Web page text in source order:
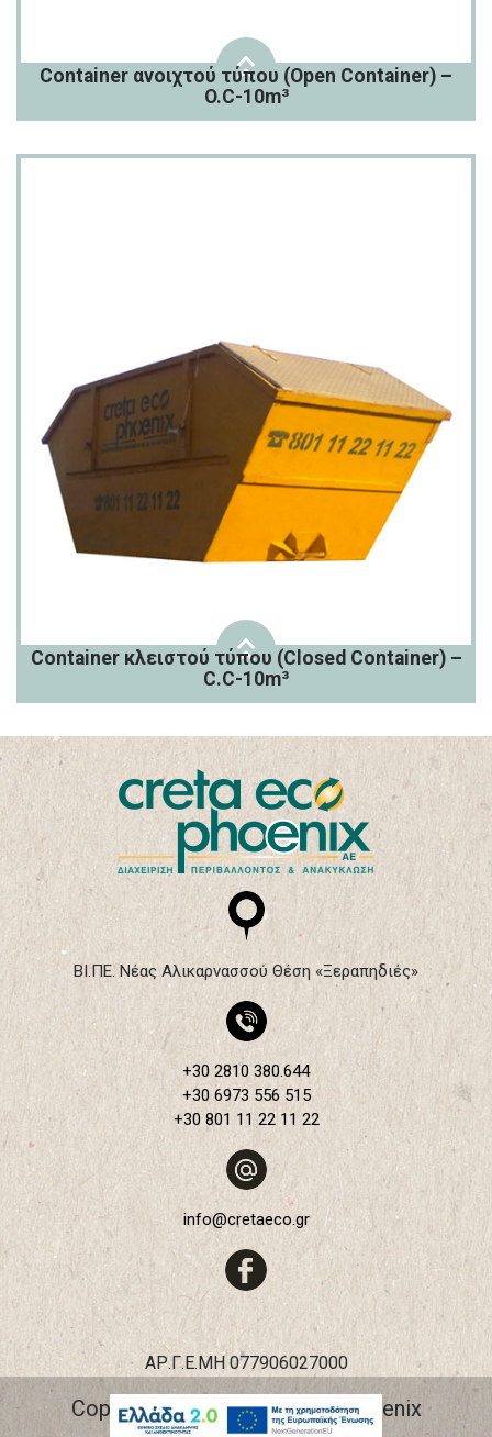
Container ανοιχτού τύπου (Open Container) –
O.C-10m³
Container κλειστού τύπου (Closed Container) –
C.C-10m³
ΒΙ.ΠΕ. Νέας Αλικαρνασσού Θέση «Ξεραπηδιές»
+30 2810 380.644
+30 6973 556 515
+30 801 11 22 11 22
info@cretaeco.gr
ΑΡ.Γ.Ε.ΜΗ 077906027000
Copyright 2026 © creta eco phoenix